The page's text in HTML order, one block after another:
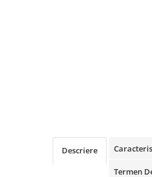
Descriere
Termen